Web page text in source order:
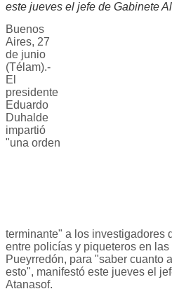
este jueves el jefe de Gabinete
Buenos
Aires, 27
de junio
(Télam).-
El
presidente
Eduardo
Duhalde
impartió
"una orden
terminante" a los investigadores
entre policías y piqueteros en
Pueyrredón, para "saber cuanto
esto", manifestó este jueves el
Atanasof.